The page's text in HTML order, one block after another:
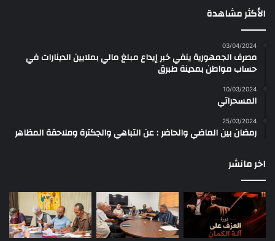
الأكثر مشاهدة
03/04/2024
مصرف الجمهورية ينفي خبر إيداع مبلغ مالي بملايين الدينارات في
حساب مواطن بمدينة طبرق
10/03/2024
المسحراتي
25/03/2024
رمضان بين الماضي والحاضر : عن التباهي والجكترة وملاحقة المظاهر
اخر مانشر